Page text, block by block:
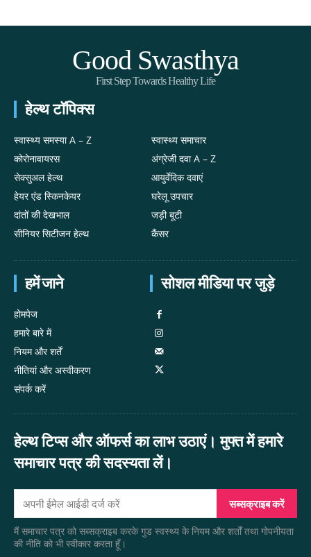
Good Swasthya
First Step Towards Healthy Life
हेल्थ टॉपिक्स
स्वास्थ्य समस्या A – Z
कोरोनावायरस
सेक्सुअल हेल्थ
हेयर एंड स्किनकेयर
दांतों की देखभाल
सीनियर सिटीजन हेल्थ
स्वास्थ्य समाचार
अंग्रेजी दवा A – Z
आयुर्वेदिक दवाएं
घरेलू उपचार
जड़ी बूटी
कैंसर
हमें जाने
होमपेज
हमारे बारे में
नियम और शर्तें
नीतियां और अस्वीकरण
संपर्क करें
सोशल मीडिया पर जुड़े
हेल्थ टिप्स और ऑफर्स का लाभ उठाएं। मुफ्त में हमारे
समाचार पत्र की सदस्यता लें।
सब्सक्राइब करें
मैं समाचार पत्र को सब्सक्राइब करके गुड स्वस्थ्य के नियम और शर्तों तथा गोपनीयता
की नीति को भी स्वीकार करता हूँ।